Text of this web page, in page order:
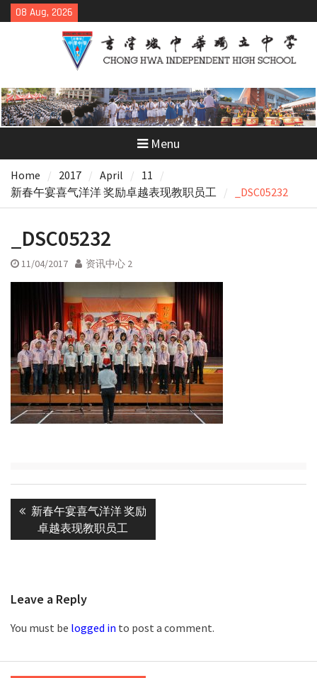
Skip
to
08 Aug, 2026
Menu
Home 2017 April
11
新春午宴喜气洋洋 奖励卓越表现教职员工
_DSC05232
_DSC05232
11/04/2017 资讯中心 2
navigation
Previous
post:
新春午宴喜气洋洋 奖励
卓越表现教职员工
Leave a Reply
You must be logged in to post a comment.